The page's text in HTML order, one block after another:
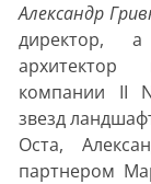
Александр
директор,
архитектор
компании II
звезд
Оста,
партнером